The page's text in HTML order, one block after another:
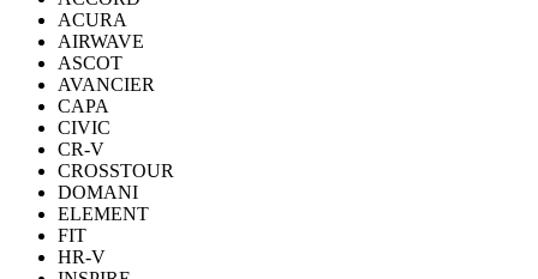
ACURA
AIRWAVE
ASCOT
AVANCIER
CAPA
CIVIC
CR-V
CROSSTOUR
DOMANI
ELEMENT
FIT
HR-V